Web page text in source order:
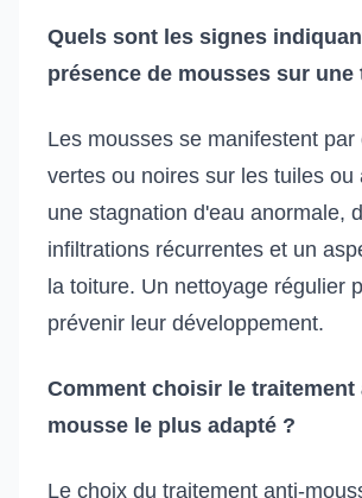
Quels sont les signes
présence de mousses sur une
Les mousses se manifestent par
vertes ou noires sur les tuiles ou
une stagnation d'eau anormale,
infiltrations récurrentes et un
la toiture. Un nettoyage régulier
prévenir leur développement.
Comment choisir le traitement
mousse le plus adapté ?
Le choix du traitement anti-